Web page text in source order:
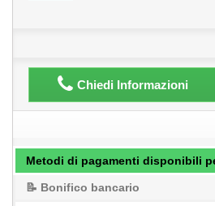
Chiedi Informazioni
Metodi di pagamenti disponibili
📝 Bonifico bancario